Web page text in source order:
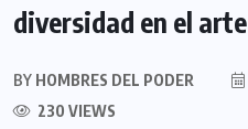
diversidad en el arte
BY HOMBRES DEL PODER
230 VIEWS